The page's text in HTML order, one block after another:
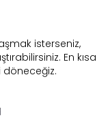
isterseniz,
En kısa
döneceğiz.